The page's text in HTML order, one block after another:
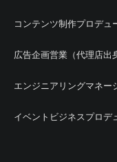
コンテンツ制作プロデュ
広告企画営業（代理店出
エンジニアリングマネー
イベントビジネスプロデ